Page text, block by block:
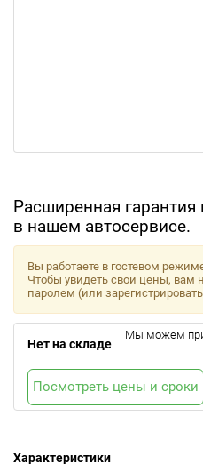
Расширенная гарантия
в нашем автосервисе.
Характеристики
Вы работаете в гостевом
Чтобы увидеть свои цены, вам
паролем (или
Нет на складе
Мы можем
Посмотреть цены и сроки